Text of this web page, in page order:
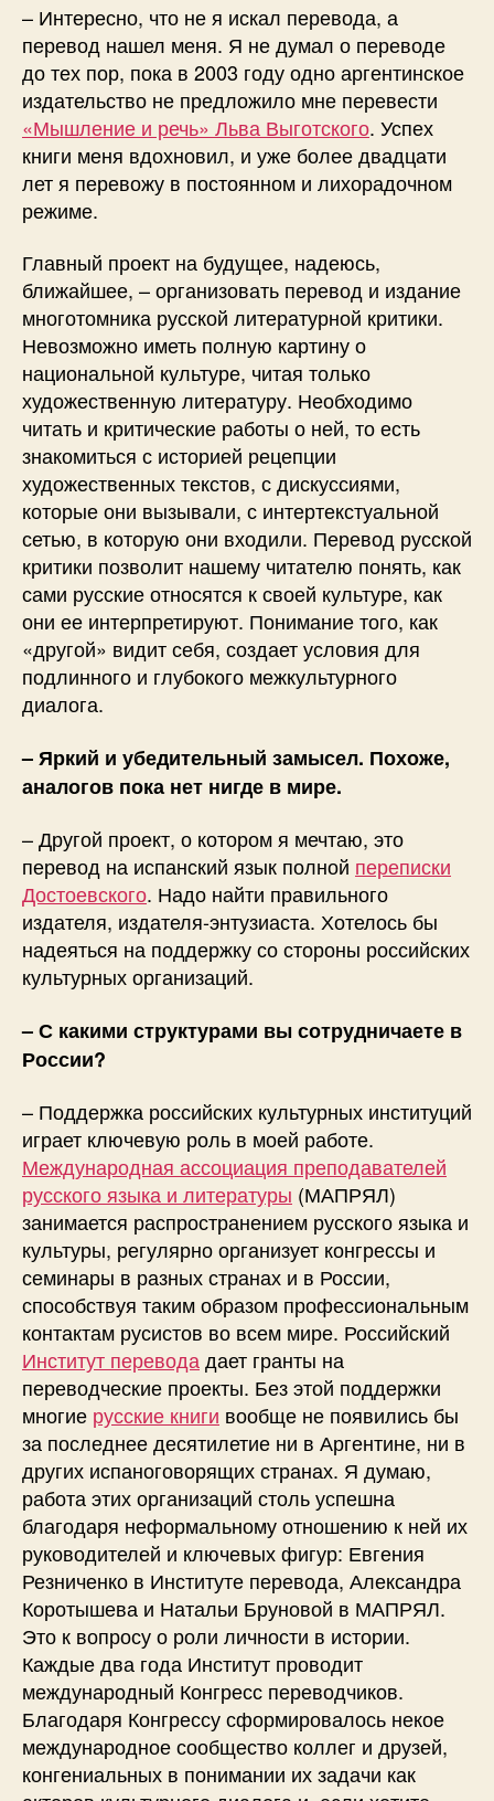
– Интересно, что не я искал перевода, а
перевод нашел меня. Я не думал о переводе
до тех пор, пока в 2003 году одно аргентинское
издательство не предложило мне перевести
«Мышление и речь» Льва Выготского. Успех
книги меня вдохновил, и уже более двадцати
лет я перевожу в постоянном и лихорадочном
режиме.
Главный проект на будущее, надеюсь,
ближайшее, – организовать перевод и издание
многотомника русской литературной критики.
Невозможно иметь полную картину о
национальной культуре, читая только
художественную литературу. Необходимо
читать и критические работы о ней, то есть
знакомиться с историей рецепции
художественных текстов, с дискуссиями,
которые они вызывали, с интертекстуальной
сетью, в которую они входили. Перевод русской
критики позволит нашему читателю понять, как
сами русские относятся к своей культуре, как
они ее интерпретируют. Понимание того, как
«другой» видит себя, создает условия для
подлинного и глубокого межкультурного
диалога.
– Яркий и убедительный замысел. Похоже,
аналогов пока нет нигде в мире.
– Другой проект, о котором я мечтаю, это
перевод на испанский язык полной переписки
Достоевского. Надо найти правильного
издателя, издателя-энтузиаста. Хотелось бы
надеяться на поддержку со стороны российских
культурных организаций.
– С какими структурами вы сотрудничаете в
России?
– Поддержка российских культурных институций
играет ключевую роль в моей работе.
Международная ассоциация преподавателей
русского языка и литературы (МАПРЯЛ)
занимается распространением русского языка и
культуры, регулярно организует конгрессы и
семинары в разных странах и в России,
способствуя таким образом профессиональным
контактам русистов во всем мире. Российский
Институт переводадает гранты на
переводческие проекты. Без этой поддержки
многие русские книги вообще не появились бы
за последнее десятилетие ни в Аргентине, ни в
других испаноговорящих странах. Я думаю,
работа этих организаций столь успешна
благодаря неформальному отношению к ней их
руководителей и ключевых фигур: Евгения
Резниченко в Институте перевода, Александра
Коротышева и Натальи Бруновой в МАПРЯЛ.
Это к вопросу о роли личности в истории.
Каждые два года Институт проводит
международный Конгресс переводчиков.
Благодаря Конгрессу сформировалось некое
международное сообщество коллег и друзей,
конгениальных в понимании их задачи как